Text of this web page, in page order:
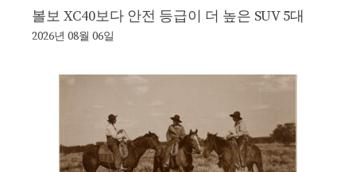
볼보 XC40보다 안전 등급이 더 높은 SUV 5대
2026년 08월 06일